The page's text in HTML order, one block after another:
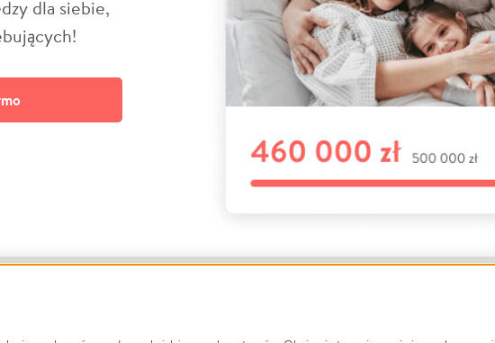
dla siebie,